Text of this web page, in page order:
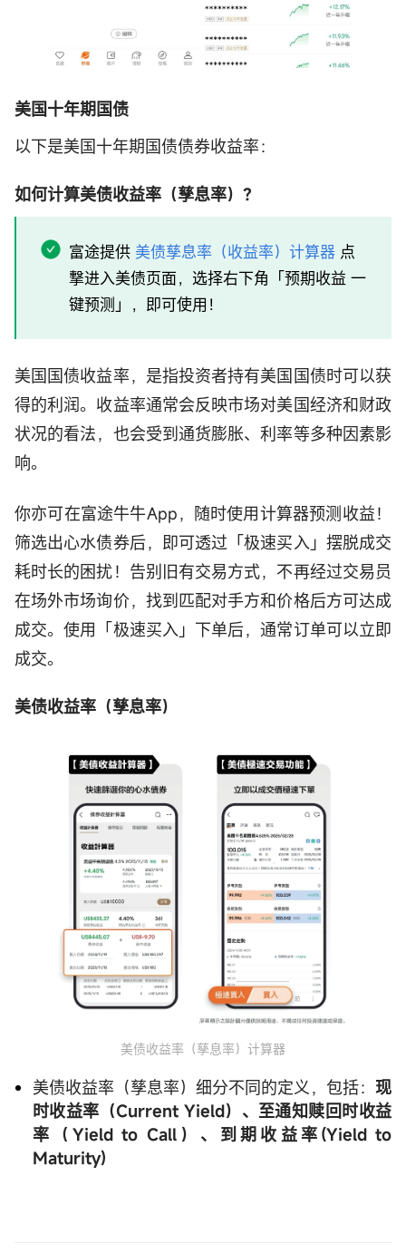
美国十年期国债
以下是美国十年期国债债券收益率：
如何计算美债收益率（孳息率）？
富途提供 美债孳息率（收益率）计算器 点
撃进入美债页面，选择右下角「预期收益 一
键预测」，即可使用！
美国国债收益率，是指投资者持有美国国债时可以获
得的利润。收益率通常会反映市场对美国经济和财政
状况的看法，也会受到通货膨胀、利率等多种因素影
响。
你亦可在富途牛牛App，随时使用计算器预测收益！
筛选出心水债券后，即可透过「极速买入」摆脱成交
耗时长的困扰！告别旧有交易方式，不再经过交易员
在场外市场询价，找到匹配对手方和价格后方可达成
成交。使用「极速买入」下单后，通常订单可以立即
成交。
美债收益率（孳息率）
美债收益率（孳息率）计算器
美债收益率（孳息率）细分不同的定义，包括： 现
时收益率（Current Yield）、至通知赎回时收益
率（Yield to Call）、到期收益率(Yield to
Maturity)